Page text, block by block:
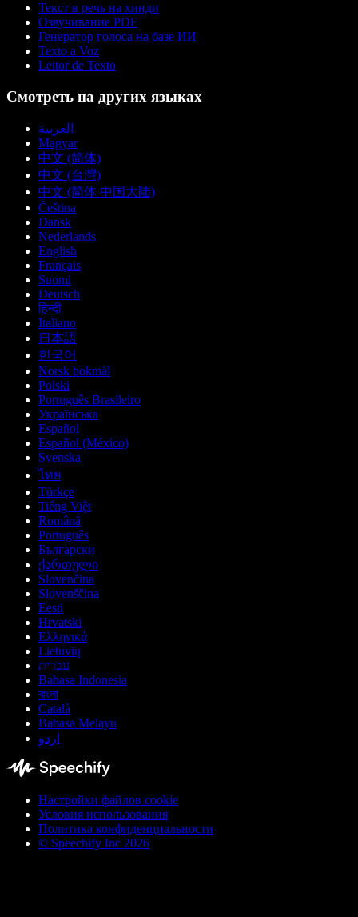
Текст в речь на хинди
Озвучивание PDF
Генератор голоса на базе ИИ
Texto a Voz
Leitor de Texto
Смотреть на других языках
العربية
Magyar
中文 (简体)
中文 (台灣)
中文 (简体 中国大陆)
Čeština
Dansk
Nederlands
English
Français
Suomi
Deutsch
हिन्दी
Italiano
日本語
한국어
Norsk bokmål
Polski
Português Brasileiro
Українська
Español
Español (México)
Svenska
ไทย
Türkçe
Tiếng Việt
Română
Português
Български
ქართული
Slovenčina
Slovenščina
Eesti
Hrvatski
Ελληνικά
Lietuvių
עברית
Bahasa Indonesia
বাংলা
Català
Bahasa Melayu
اردو
Настройки файлов cookie
Условия использования
Политика конфиденциальности
© Speechify Inc 2026